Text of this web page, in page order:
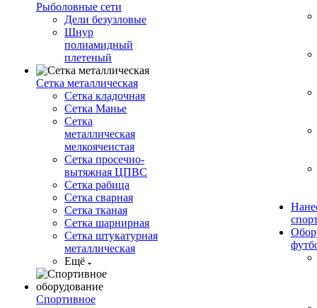
Рыболовные сети
Дели безузловые
Шнур
полиамидный
плетеный
Сетка металлическая
Сетка кладочная
Сетка Манье
Сетка
металлическая
мелкоячеистая
Сетка просечно-
вытяжная ЦПВС
Сетка рабица
Сетка сварная
Сетка тканая
Сетка шарнирная
Сетка штукатурная
металлическая
Ещё
Спортивное